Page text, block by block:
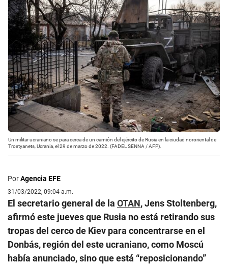
Un militar ucraniano se para cerca de un camión del ejército de Rusia en la ciudad nororiental de
Trostyanets, Ucrania, el 29 de marzo de 2022. (FADEL SENNA / AFP).
PorAgencia EFE
31/03/2022, 09:04 a.m.
El secretario general de la OTAN, Jens Stoltenberg,
afirmó este jueves que Rusia no está retirando sus
tropas del cerco de Kiev para concentrarse en el
Donbás, región del este ucraniano, como Moscú
había anunciado, sino que está “reposicionando”